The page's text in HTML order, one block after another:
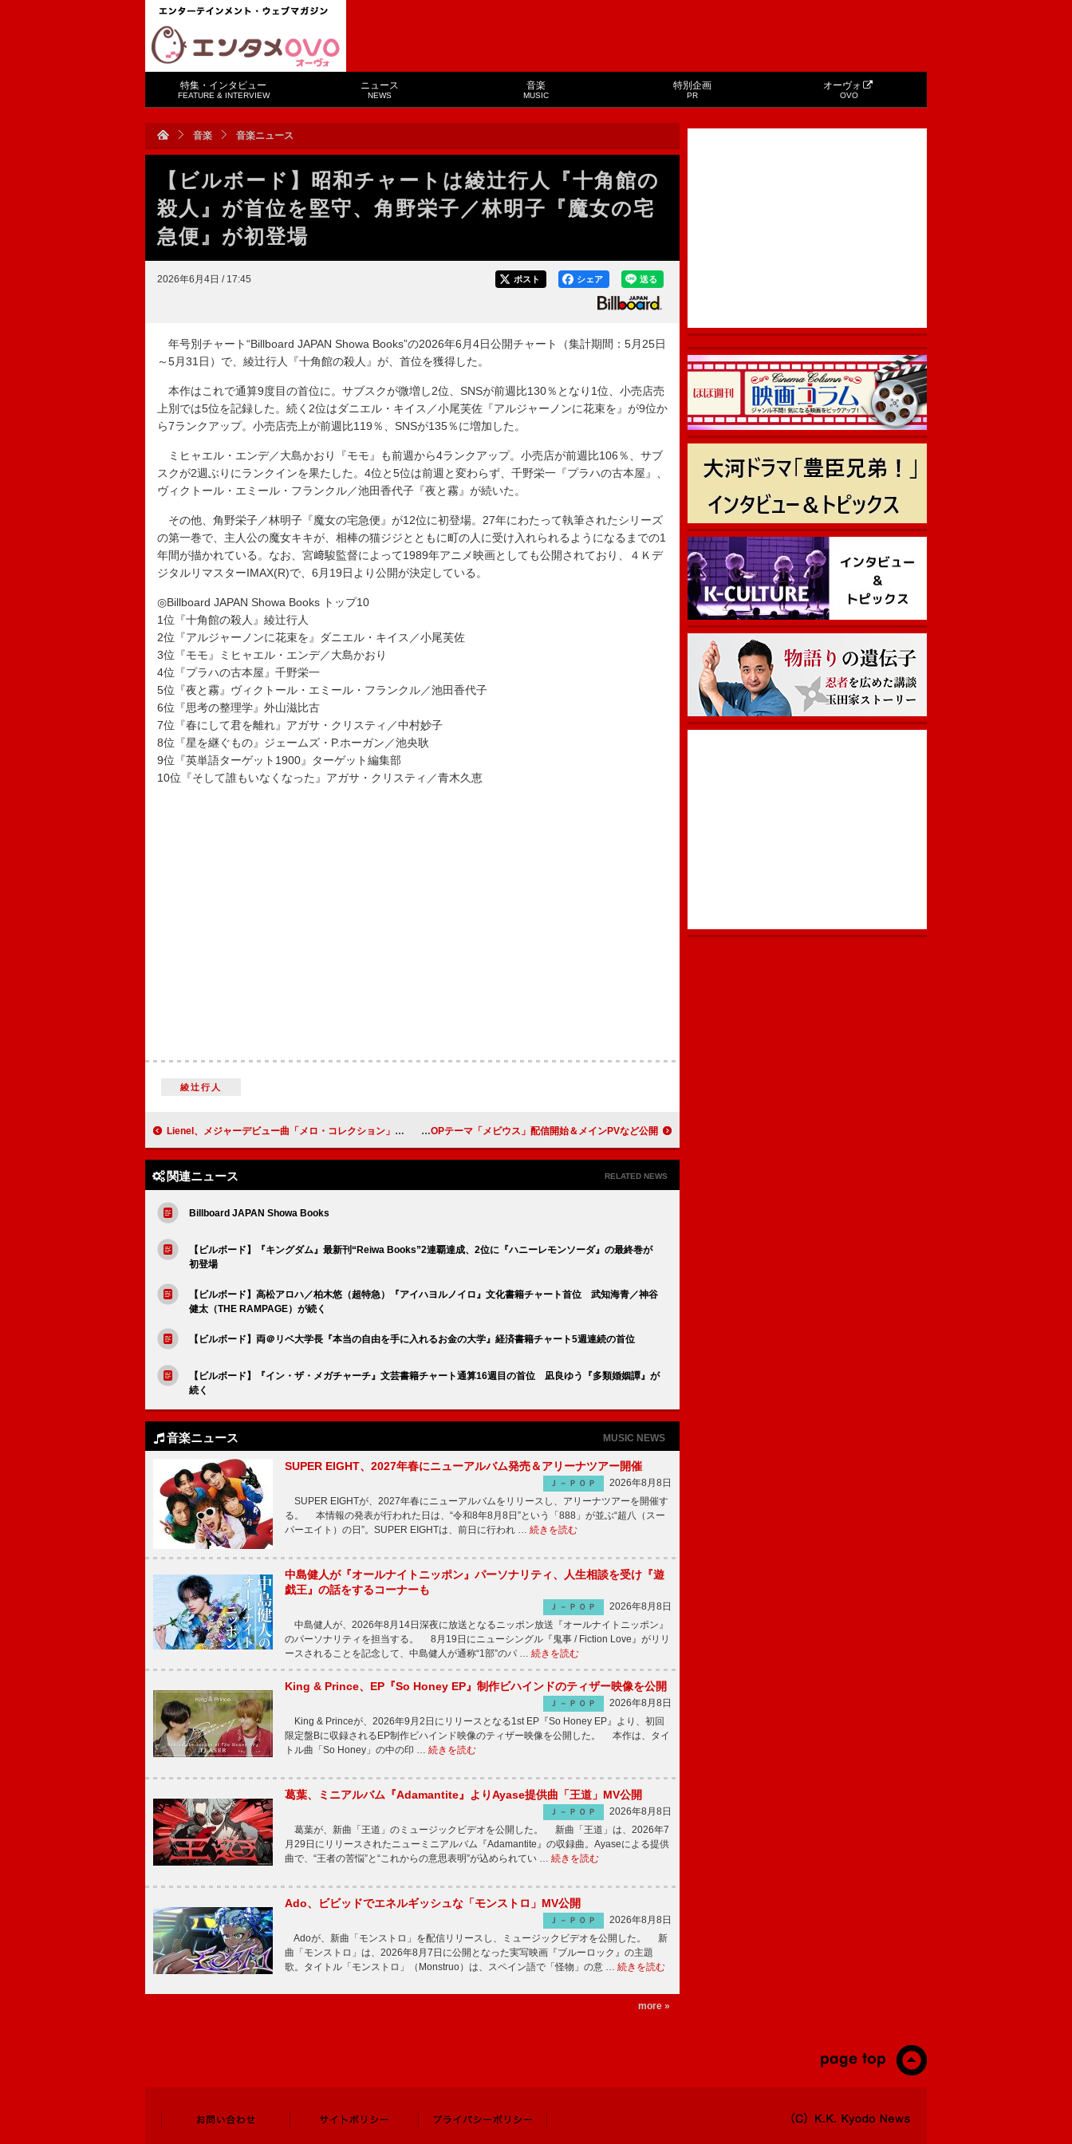
特集・インタビュー
FEATURE & INTERVIEW
ニュース
NEWS
音楽
MUSIC
特別企画
PR
オーヴォ
OVO
音楽 音楽ニュース
【ビルボード】昭和チャートは綾辻行人『十角館の
殺人』が首位を堅守、角野栄子／林明子『魔女の宅
急便』が初登場
2026年6月4日 / 17:45 送る
シェア
ポスト
年号別チャート“Billboard JAPAN Showa Books”の2026年6月4日公開チャート（集計期間：5月25日
～5月31日）で、綾辻行人『十角館の殺人』が、首位を獲得した。
本作はこれで通算9度目の首位に。サブスクが微増し2位、SNSが前週比130％となり1位、小売店売
上別では5位を記録した。続く2位はダニエル・キイス／小尾芙佐『アルジャーノンに花束を』が9位か
ら7ランクアップ。小売店売上が前週比119％、SNSが135％に増加した。
ミヒャエル・エンデ／大島かおり『モモ』も前週から4ランクアップ。小売店が前週比106％、サブ
スクが2週ぶりにランクインを果たした。4位と5位は前週と変わらず、千野栄一『プラハの古本屋』、
ヴィクトール・エミール・フランクル／池田香代子『夜と霧』が続いた。
その他、角野栄子／林明子『魔女の宅急便』が12位に初登場。27年にわたって執筆されたシリーズ
の第一巻で、主人公の魔女キキが、相棒の猫ジジとともに町の人に受け入れられるようになるまでの1
年間が描かれている。なお、宮﨑駿監督によって1989年アニメ映画としても公開されており、４Ｋデ
ジタルリマスターIMAX(R)で、6月19日より公開が決定している。
◎Billboard JAPAN Showa Books トップ10
1位『十角館の殺人』綾辻行人
2位『アルジャーノンに花束を』ダニエル・キイス／小尾芙佐
3位『モモ』ミヒャエル・エンデ／大島かおり
4位『プラハの古本屋』千野栄一
5位『夜と霧』ヴィクトール・エミール・フランクル／池田香代子
6位『思考の整理学』外山滋比古
7位『春にして君を離れ』アガサ・クリスティ／中村妙子
8位『星を継ぐもの』ジェームズ・P.ホーガン／池央耿
9位『英単語ターゲット1900』ターゲット編集部
10位『そして誰もいなくなった』アガサ・クリスティ／青木久恵
綾辻行人
Lienel、メジャーデビュー曲「メロ・コレクション」MVで“メロい男”を目指す 家入レオ、2026年7月期アニメ『メビウス・ダスト』OPテーマ「メビウス」配信開始＆メインPVなど公開
関連ニュース RELATED NEWS
Billboard JAPAN Showa Books
【ビルボード】『キングダム』最新刊“Reiwa Books”2連覇達成、2位に『ハニーレモンソーダ』の最終巻が
初登場
【ビルボード】高松アロハ／柏木悠（超特急）『アイハヨルノイロ』文化書籍チャート首位 武知海青／神谷
健太（THE RAMPAGE）が続く
【ビルボード】両＠リベ大学長『本当の自由を手に入れるお金の大学』経済書籍チャート5週連続の首位
【ビルボード】『イン・ザ・メガチャーチ』文芸書籍チャート通算16週目の首位 凪良ゆう『多類婚姻譚』が
続く
音楽ニュース MUSIC NEWS
SUPER EIGHT、2027年春にニューアルバム発売＆アリーナツアー開催
Ｊ－ＰＯＰ
2026年8月8日
SUPER EIGHTが、2027年春にニューアルバムをリリースし、アリーナツアーを開催す
る。 本情報の発表が行われた日は、“令和8年8月8日”という「888」が並ぶ“超八（スー
パーエイト）の日”。SUPER EIGHTは、前日に行われ … 続きを読む
中島健人が『オールナイトニッポン』パーソナリティ、人生相談を受け『遊
戯王』の話をするコーナーも
Ｊ－ＰＯＰ
2026年8月8日
中島健人が、2026年8月14日深夜に放送となるニッポン放送『オールナイトニッポン』
のパーソナリティを担当する。 8月19日にニューシングル『鬼事 / Fiction Love』がリリ
ースされることを記念して、中島健人が通称“1部”のパ … 続きを読む
King & Prince、EP『So Honey EP』制作ビハインドのティザー映像を公開
Ｊ－ＰＯＰ
2026年8月8日
King & Princeが、2026年9月2日にリリースとなる1st EP『So Honey EP』より、初回
限定盤Bに収録されるEP制作ビハインド映像のティザー映像を公開した。 本作は、タイ
トル曲「So Honey」の中の印 … 続きを読む
葛葉、ミニアルバム『Adamantite』よりAyase提供曲「王道」MV公開
Ｊ－ＰＯＰ
2026年8月8日
葛葉が、新曲「王道」のミュージックビデオを公開した。 新曲「王道」は、2026年7
月29日にリリースされたニューミニアルバム『Adamantite』の収録曲。Ayaseによる提供
曲で、“王者の苦悩”と“これからの意思表明”が込められてい … 続きを読む
Ado、ビビッドでエネルギッシュな「モンストロ」MV公開
Ｊ－ＰＯＰ
2026年8月8日
Adoが、新曲「モンストロ」を配信リリースし、ミュージックビデオを公開した。 新
曲「モンストロ」は、2026年8月7日に公開となった実写映画『ブルーロック』の主題
歌。タイトル「モンストロ」（Monstruo）は、スペイン語で「怪物」の意 … 続きを読む
more »